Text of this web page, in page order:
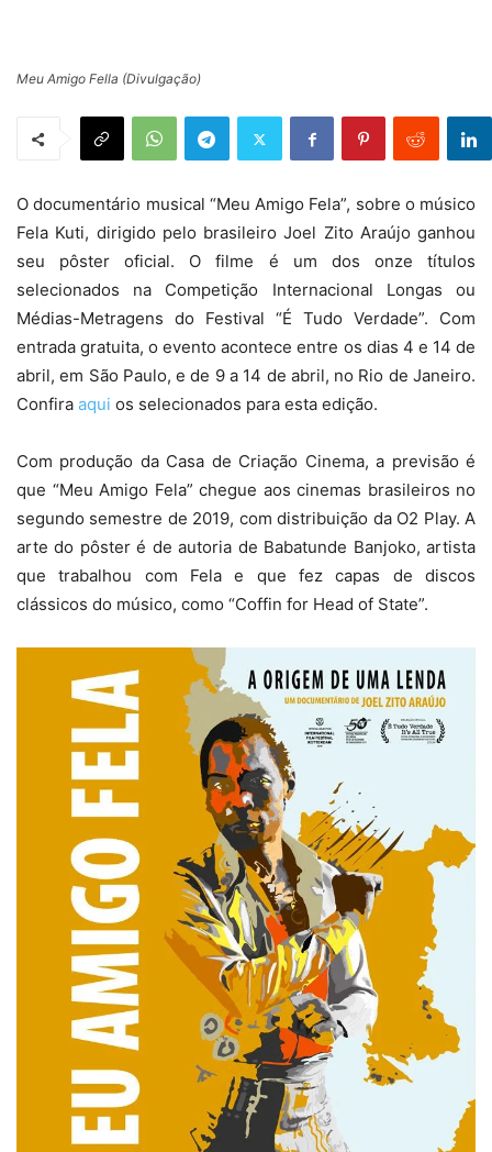
Meu Amigo Fella (Divulgação)
O documentário musical “Meu Amigo Fela”, sobre o músico
Fela Kuti, dirigido pelo brasileiro Joel Zito Araújo ganhou
seu pôster oficial. O filme é um dos onze títulos
selecionados na Competição Internacional Longas ou
Médias-Metragens do Festival “É Tudo Verdade”. Com
entrada gratuita, o evento acontece entre os dias 4 e 14 de
abril, em São Paulo, e de 9 a 14 de abril, no Rio de Janeiro.
Confira aqui os selecionados para esta edição.
Com produção da Casa de Criação Cinema, a previsão é
que “Meu Amigo Fela” chegue aos cinemas brasileiros no
segundo semestre de 2019, com distribuição da O2 Play. A
arte do pôster é de autoria de Babatunde Banjoko, artista
que trabalhou com Fela e que fez capas de discos
clássicos do músico, como “Coffin for Head of State”.